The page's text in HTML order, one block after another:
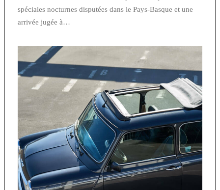
spéciales nocturnes disputées dans le Pays-Basque et une
arrivée jugée à…